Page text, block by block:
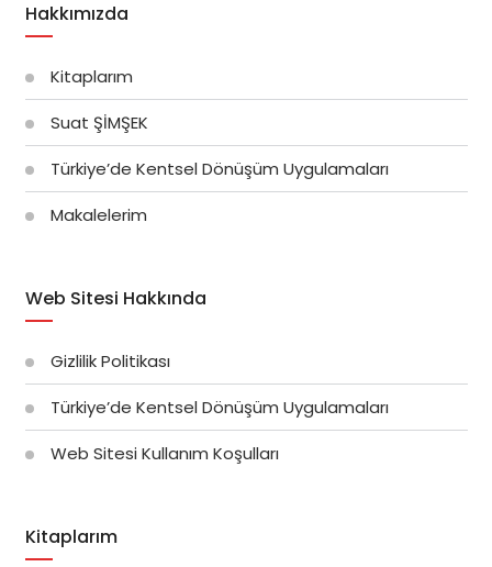
Hakkımızda
Kitaplarım
Suat ŞİMŞEK
Türkiye’de Kentsel Dönüşüm Uygulamaları
Makalelerim
Web Sitesi Hakkında
Gizlilik Politikası
Türkiye’de Kentsel Dönüşüm Uygulamaları
Web Sitesi Kullanım Koşulları
Kitaplarım